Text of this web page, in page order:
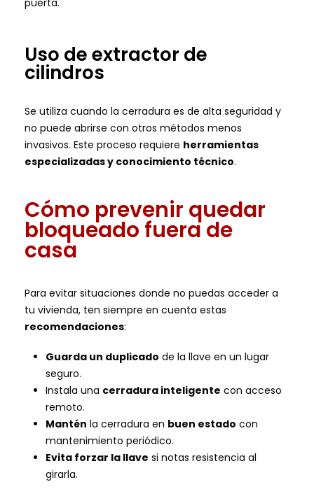
puerta.
Uso de extractor de
cilindros
Se utiliza cuando la cerradura es de alta seguridad y
no puede abrirse con otros métodos menos
invasivos. Este proceso requiere herramientas
especializadas y conocimiento técnico.
Cómo prevenir quedar
bloqueado fuera de
casa
Para evitar situaciones donde no puedas acceder a
tu vivienda, ten siempre en cuenta estas
recomendaciones:
Guarda un duplicado de la llave en un lugar
seguro.
Instala una cerradura inteligente con acceso
remoto.
Mantén la cerradura en buen estado con
mantenimiento periódico.
Evita forzar la llave si notas resistencia al
girarla.